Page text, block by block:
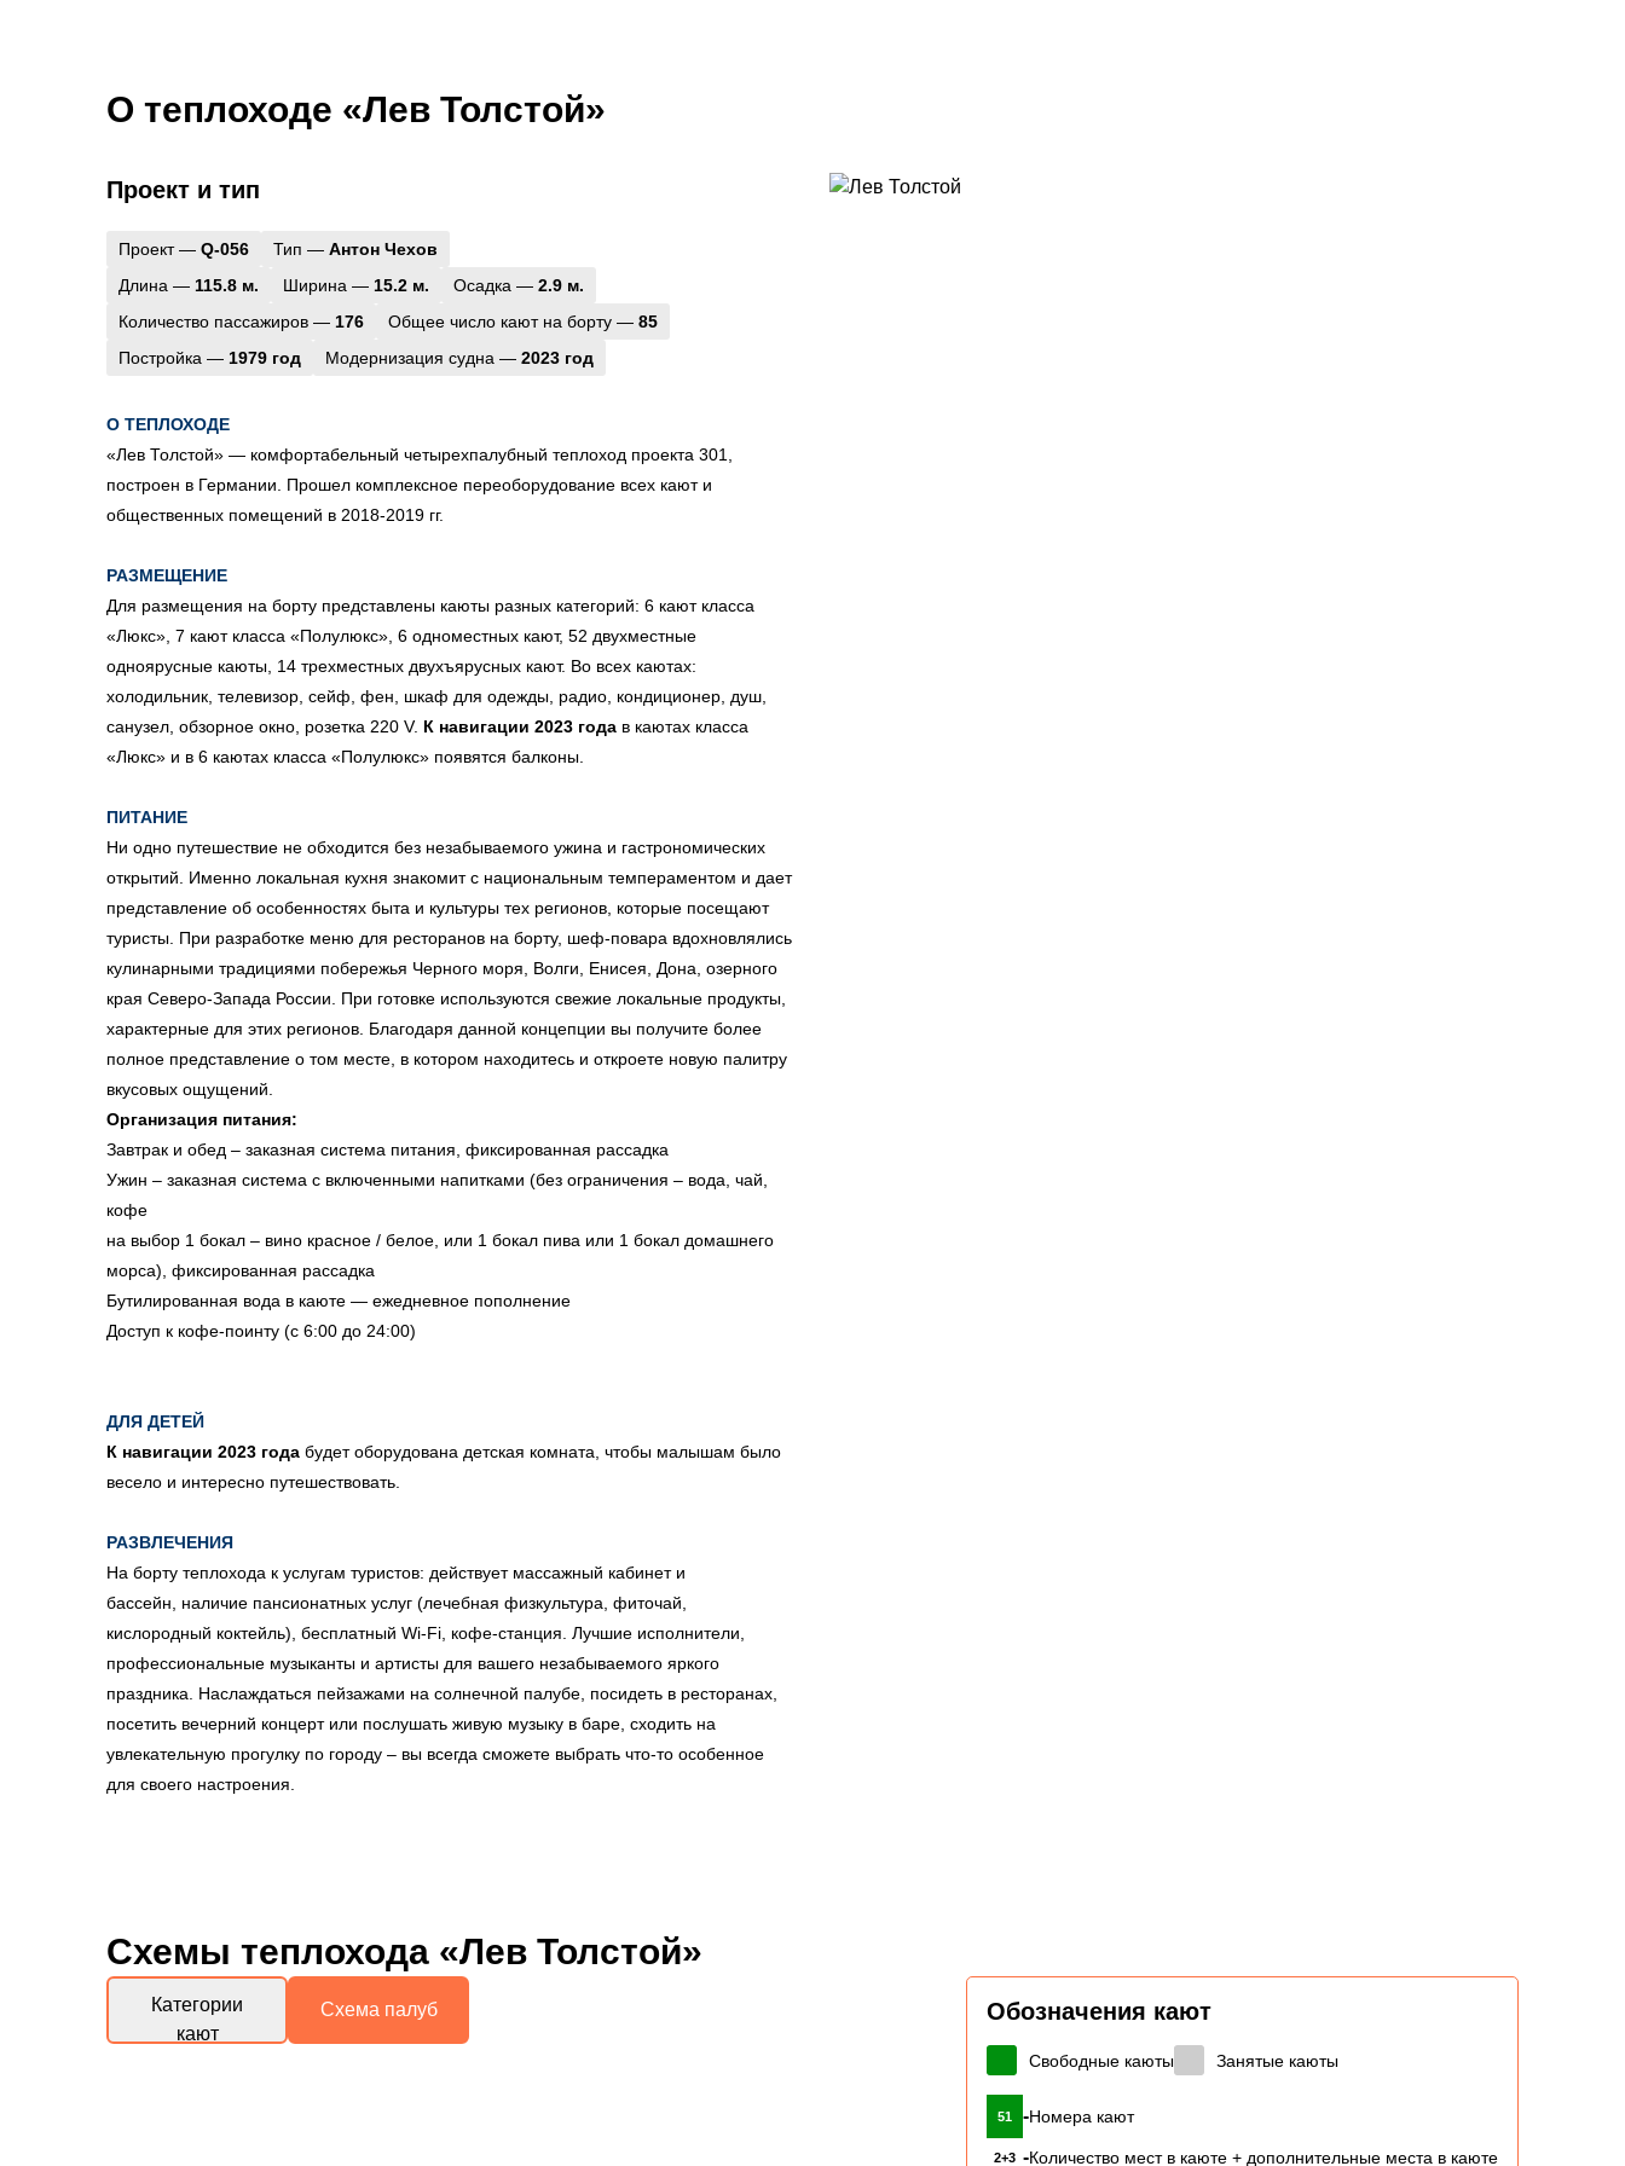
О теплоходе «Лев Толстой»
Проект и тип
Проект — Q-056 Тип — Антон Чехов
Длина — 115.8 м. Ширина — 15.2 м. Осадка — 2.9 м.
Количество пассажиров — 176 Общее число кают на борту — 85
Постройка — 1979 год Модернизация судна — 2023 год
О ТЕПЛОХОДЕ
«Лев Толстой» — комфортабельный четырехпалубный теплоход проекта 301,
построен в Германии. Прошел комплексное переоборудование всех кают и
общественных помещений в 2018-2019 гг.
РАЗМЕЩЕНИЕ
Для размещения на борту представлены каюты разных категорий: 6 кают класса
«Люкс», 7 кают класса «Полулюкс», 6 одноместных кают, 52 двухместные
одноярусные каюты, 14 трехместных двухъярусных кают. Во всех каютах:
холодильник, телевизор, сейф, фен, шкаф для одежды, радио, кондиционер, душ,
санузел, обзорное окно, розетка 220 V. К навигации 2023 года в каютах класса
«Люкс» и в 6 каютах класса «Полулюкс» появятся балконы.
ПИТАНИЕ
Ни одно путешествие не обходится без незабываемого ужина и гастрономических
открытий. Именно локальная кухня знакомит с национальным темпераментом и дает
представление об особенностях быта и культуры тех регионов, которые посещают
туристы. При разработке меню для ресторанов на борту, шеф-повара вдохновлялись
кулинарными традициями побережья Черного моря, Волги, Енисея, Дона, озерного
края Северо-Запада России. При готовке используются свежие локальные продукты,
характерные для этих регионов. Благодаря данной концепции вы получите более
полное представление о том месте, в котором находитесь и откроете новую палитру
вкусовых ощущений.
Организация питания:
Завтрак и обед – заказная система питания, фиксированная рассадка
Ужин – заказная система с включенными напитками (без ограничения – вода, чай,
кофе
на выбор 1 бокал – вино красное / белое, или 1 бокал пива или 1 бокал домашнего
морса), фиксированная рассадка
Бутилированная вода в каюте — ежедневное пополнение
Доступ к кофе-поинту (с 6:00 до 24:00)
ДЛЯ ДЕТЕЙ
К навигации 2023 года будет оборудована детская комната, чтобы малышам было
весело и интересно путешествовать.
РАЗВЛЕЧЕНИЯ
На борту теплохода к услугам туристов: действует массажный кабинет и
бассейн, наличие пансионатных услуг (лечебная физкультура, фиточай,
кислородный коктейль), бесплатный Wi-Fi, кофе-станция. Лучшие исполнители,
профессиональные музыканты и артисты для вашего незабываемого яркого
праздника. Наслаждаться пейзажами на солнечной палубе, посидеть в ресторанах,
посетить вечерний концерт или послушать живую музыку в баре, сходить на
увлекательную прогулку по городу – вы всегда сможете выбрать что-то особенное
для своего настроения.
Схемы теплохода «Лев Толстой»
Обозначения кают
Свободные каюты Занятые каюты
51 -Номера кают
2+3 -Количество мест в каюте + дополнительные места в каюте
Категории
кают
Схема палуб